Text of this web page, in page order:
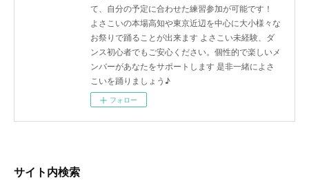
て、自分の予定に合わせた練習参加が可能です！
よさこいの本場高知や東京近辺を中心に大小様々な
お祭りで踊ることが出来ます よさこい未経験、ダ
ンス初心者でもご安心ください。個性的で楽しいメ
ンバーがあなたをサポートします 是非一緒によさ
こいを踊りましょう♪
フォロー
サイト内検索